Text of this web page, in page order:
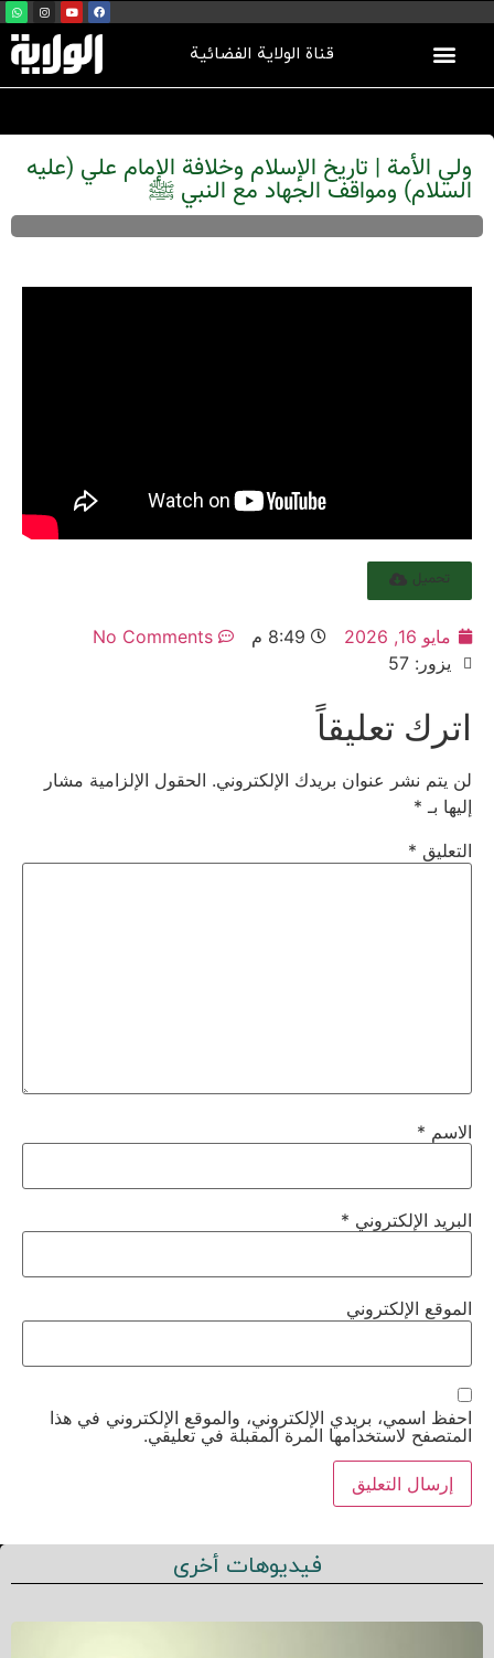
قناة الولاية الفضائية
ولي الأمة | تاريخ الإسلام وخلافة الإمام علي (عليه
السلام) ومواقف الجهاد مع النبي ﷺ
تحميل
مايو 16, 2026 8:49 م
No Comments
يزور: 57
اترك تعليقاً
لن يتم نشر عنوان بريدك الإلكتروني. الحقول الإلزامية مشار
إليها بـ *
التعليق *
الاسم *
البريد الإلكتروني *
الموقع الإلكتروني
احفظ اسمي، بريدي الإلكتروني، والموقع الإلكتروني في هذا
المتصفح لاستخدامها المرة المقبلة في تعليقي.
فيديوهات أخرى